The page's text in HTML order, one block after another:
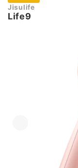
Jisulife
Life9